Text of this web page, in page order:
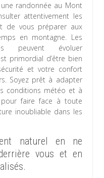
randonnée au Mont
attentivement les
de vous préparer aux
en montagne. Les
peuvent évoluer
primordial d’être bien
et votre confort
Soyez prêt à adapter
conditions météo et à
faire face à toute
inoubliable dans les
naturel en ne
vous et en